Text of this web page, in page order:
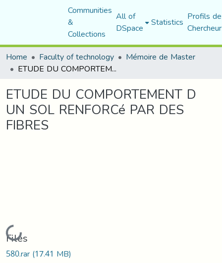
Communities
&
Collections
All of
DSpace Statistics Profils
Home
Faculty of technology Mémoire de Master
ETUDE DU COMPORTEMENT D UN SOL RENFORCé PAR DES FIBRES
ETUDE DU COMPORTEMENT D
UN SOL RENFORCé PAR DES
FIBRES
Loading...
Files
580.rar(17.41 MB)